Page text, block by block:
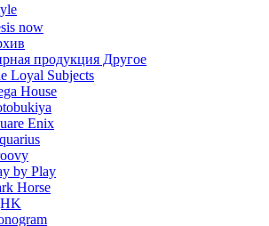
now
продукция Другое
Loyal Subjects
House
Enix
by Play
Horse